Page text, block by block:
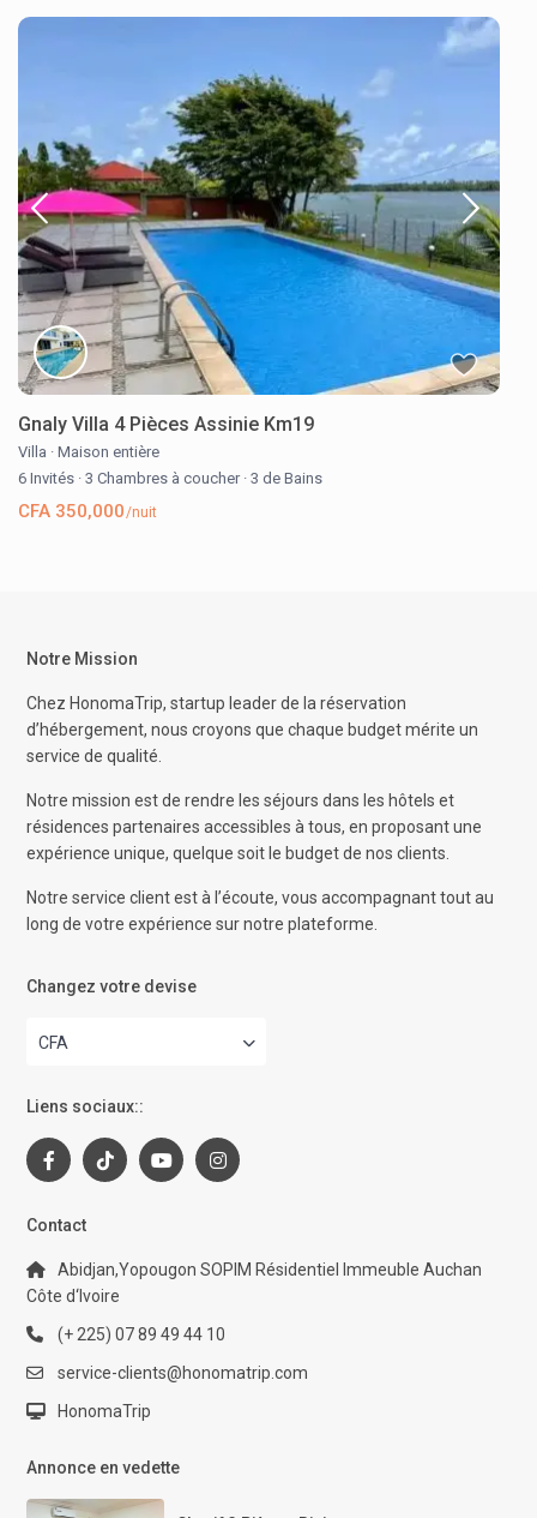
Gnaly Villa 4 Pièces Assinie Km19
Villa · Maison entière
6 Invités · 3 Chambres à coucher · 3 de Bains
CFA 350,000/nuit
Notre Mission
Chez HonomaTrip, startup leader de la réservation
d’hébergement, nous croyons que chaque budget mérite un
service de qualité.
Notre mission est de rendre les séjours dans les hôtels et
résidences partenaires accessibles à tous, en proposant une
expérience unique, quelque soit le budget de nos clients.
Notre service client est à l’écoute, vous accompagnant tout au
long de votre expérience sur notre plateforme.
Changez votre devise
CFA
Liens sociaux::
Contact
Abidjan,Yopougon SOPIM Résidentiel Immeuble Auchan
Côte d‘Ivoire
(+ 225) 07 89 49 44 10
service-clients@honomatrip.com
HonomaTrip
Annonce en vedette